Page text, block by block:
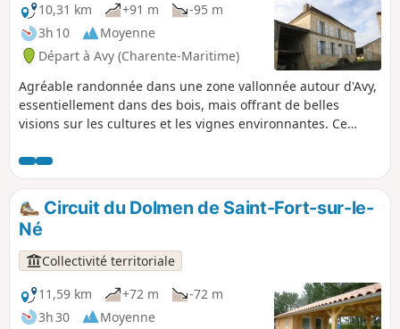
10,31 km
+91 m
-95 m
3h 10
Moyenne
Départ à Avy (Charente-Maritime)
Agréable randonnée dans une zone vallonnée autour d'Avy,
essentiellement dans des bois, mais offrant de belles
visions sur les cultures et les vignes environnantes. Ce
nature et permet de découvrir également quelques beaux
exemples du bâti de Saintonge.
Circuit du Dolmen de Saint-Fort-sur-le-
Né
Collectivité territoriale
11,59 km
+72 m
-72 m
3h 30
Moyenne